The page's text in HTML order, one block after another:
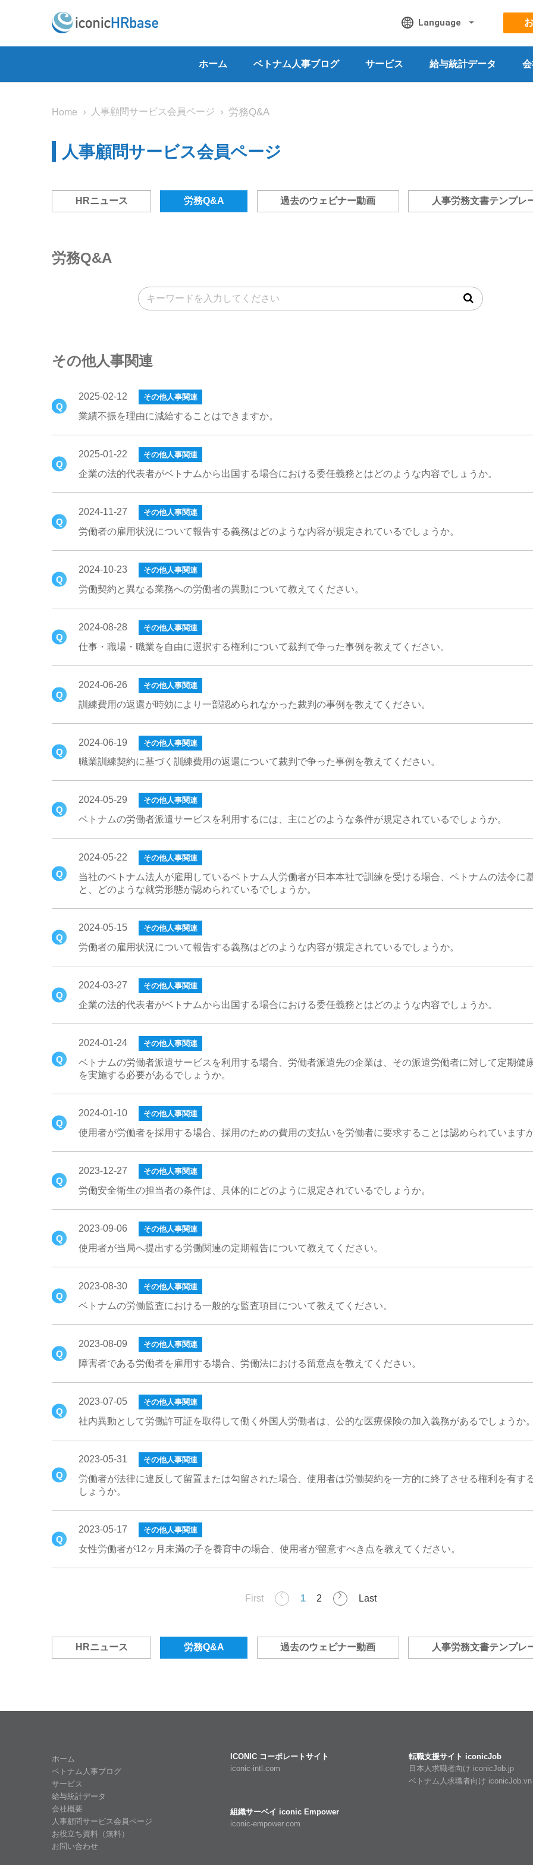
Language
ホーム ベトナム人事ブログ サービス 給与統計データ
Home 人事顧問サービス会員ページ 労務Q&A
人事顧問サービス会員ページ
HRニュース 労務Q&A 過去のウェビナー動画 人事労務文書テンプレ
労務Q&A
その他人事関連
2025-02-12 その他人事関連
業績不振を理由に減給することはできますか。
2025-01-22 その他人事関連
企業の法的代表者がベトナムから出国する場合における委任義務とはどのような内容でしょうか。
2024-11-27 その他人事関連
労働者の雇用状況について報告する義務はどのような内容が規定されているでしょうか。
2024-10-23 その他人事関連
労働契約と異なる業務への労働者の異動について教えてください。
2024-08-28 その他人事関連
仕事・職場・職業を自由に選択する権利について裁判で争った事例を教えてください。
2024-06-26 その他人事関連
訓練費用の返還が時効により一部認められなかった裁判の事例を教えてください。
2024-06-19 その他人事関連
職業訓練契約に基づく訓練費用の返還について裁判で争った事例を教えてください。
2024-05-29 その他人事関連
ベトナムの労働者派遣サービスを利用するには、主にどのような条件が規定されているでしょうか。
2024-05-22 その他人事関連
当社のベトナム法人が雇用しているベトナム人労働者が日本本社で訓練を受ける場合、ベトナムの法令に
と、どのような就労形態が認められているでしょうか。
2024-05-15 その他人事関連
労働者の雇用状況について報告する義務はどのような内容が規定されているでしょうか。
2024-03-27 その他人事関連
企業の法的代表者がベトナムから出国する場合における委任義務とはどのような内容でしょうか。
2024-01-24 その他人事関連
ベトナムの労働者派遣サービスを利用する場合、労働者派遣先の企業は、その派遣労働者に対して定期健
を実施する必要があるでしょうか。
2024-01-10 その他人事関連
使用者が労働者を採用する場合、採用のための費用の支払いを労働者に要求することは認められています
2023-12-27 その他人事関連
労働安全衛生の担当者の条件は、具体的にどのように規定されているでしょうか。
2023-09-06 その他人事関連
使用者が当局へ提出する労働関連の定期報告について教えてください。
2023-08-30 その他人事関連
ベトナムの労働監査における一般的な監査項目について教えてください。
2023-08-09 その他人事関連
障害者である労働者を雇用する場合、労働法における留意点を教えてください。
2023-07-05 その他人事関連
社内異動として労働許可証を取得して働く外国人労働者は、公的な医療保険の加入義務があるでしょうか
2023-05-31 その他人事関連
労働者が法律に違反して留置または勾留された場合、使用者は労働契約を一方的に終了させる権利を有す
しょうか。
2023-05-17 その他人事関連
女性労働者が12ヶ月未満の子を養育中の場合、使用者が留意すべき点を教えてください。
First 1 2 Last
HRニュース 労務Q&A 過去のウェビナー動画 人事労務文書テンプレ
ホーム
ベトナム人事ブログ
サービス
給与統計データ
会社概要
人事顧問サービス会員ページ
お役立ち資料（無料）
お問い合わせ
ICONIC コーポレートサイト
iconic-intl.com
組織サーベイ iconic Empower
iconic-empower.com
転職支援サイト iconicJob
日本人求職者向け iconicJob.jp
ベトナム人求職者向け iconicJob.vn